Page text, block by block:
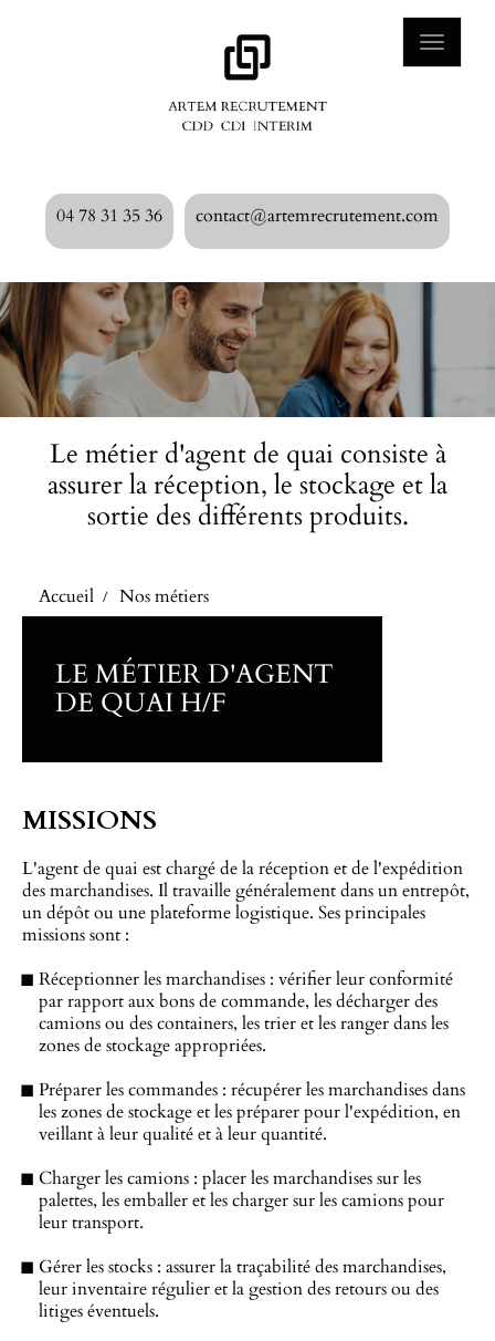
04 78 31 35 36 contact@artemrecrutement.com
Toggle
Le métier d'agent de quai consiste à
assurer la réception, le stockage et la
sortie des différents produits.
Accueil Nos métiers
LE MÉTIER D'AGENT
DE QUAI H/F
MISSIONS
L'agent de quai est chargé de la réception et de l'expédition
des marchandises. Il travaille généralement dans un entrepôt,
un dépôt ou une plateforme logistique. Ses principales
missions sont :
Réceptionner les marchandises : vérifier leur conformité
par rapport aux bons de commande, les décharger des
camions ou des containers, les trier et les ranger dans les
zones de stockage appropriées.
Préparer les commandes : récupérer les marchandises dans
les zones de stockage et les préparer pour l'expédition, en
veillant à leur qualité et à leur quantité.
Charger les camions : placer les marchandises sur les
palettes, les emballer et les charger sur les camions pour
leur transport.
Gérer les stocks : assurer la traçabilité des marchandises,
leur inventaire régulier et la gestion des retours ou des
litiges éventuels.